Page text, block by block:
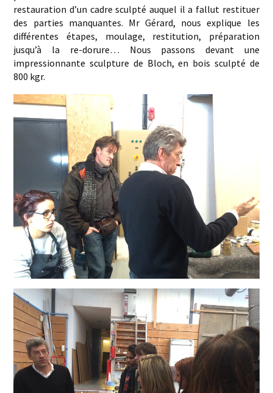
restauration d’un cadre sculpté auquel il a fallut restituer
des parties manquantes. Mr Gérard, nous explique les
différentes étapes, moulage, restitution, préparation
jusqu’à la re-dorure… Nous passons devant une
impressionnante sculpture de Bloch, en bois sculpté de
800 kgr.